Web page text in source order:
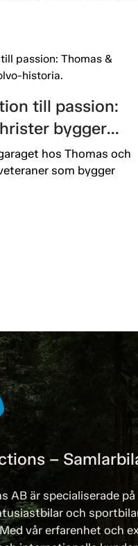
till passion:
bygger
hos Thomas och
som bygger
–
AB är specialiserade
och
vår erfarenhet och